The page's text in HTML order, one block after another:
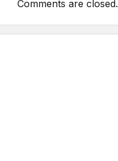
Comments are closed.